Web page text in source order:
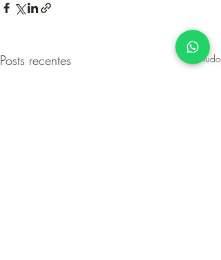
Posts recentes Ver tudo